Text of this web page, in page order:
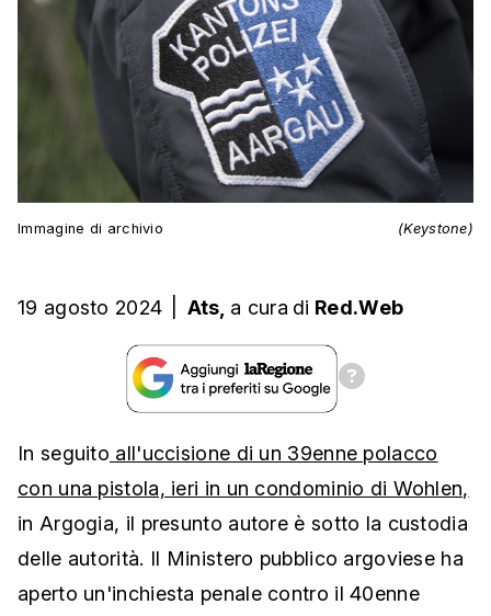
Immagine di archivio (Keystone)
19 agosto 2024 Ats, a cura di Red.Web
In seguito all'uccisione di un 39enne polacco
con una pistola, ieri in un condominio di Wohlen,
in Argogia, il presunto autore è sotto la custodia
delle autorità. Il Ministero pubblico argoviese ha
aperto un'inchiesta penale contro il 40enne